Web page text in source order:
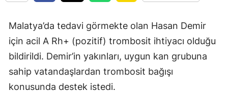
Malatya’da tedavi görmekte olan Hasan Demir
için acil A Rh+ (pozitif) trombosit ihtiyacı olduğu
bildirildi. Demir’in yakınları, uygun kan grubuna
sahip vatandaşlardan trombosit bağışı
konusunda destek istedi.